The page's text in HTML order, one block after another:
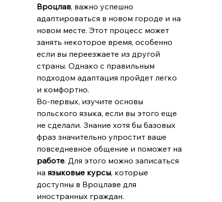
Вроцлав, важно успешно
адаптироваться в новом городе и на
новом месте. Этот процесс может
занять некоторое время, особенно
если вы переезжаете из другой
страны. Однако с правильным
подходом адаптация пройдет легко
и комфортно.
Во-первых, изучите основы
польского языка, если вы этого еще
не сделали. Знание хотя бы базовых
фраз значительно упростит ваше
повседневное общение и поможет на
работе. Для этого можно записаться
на языковые курсы, которые
доступны в Вроцлаве для
иностранных граждан.